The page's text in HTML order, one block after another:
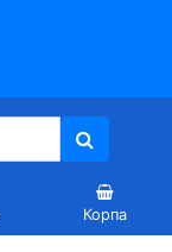
Корпа